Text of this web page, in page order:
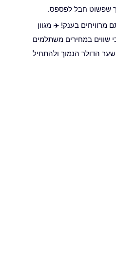
שפשוט חבל לפספס.
מרוויחים בענק! ✈️ מגוון
שווים במחירים משתלמים
הדולר הנמוך ולהתחיל